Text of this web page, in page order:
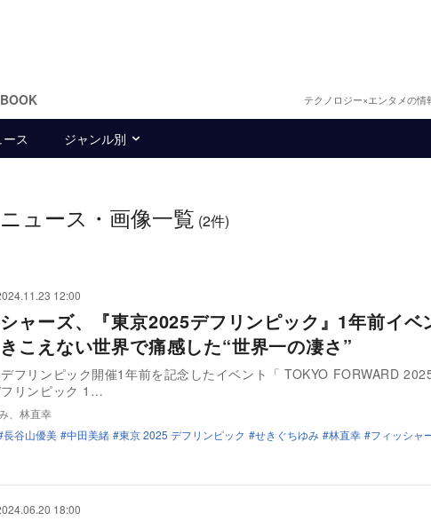
BOOK テクノロジー×エンタメの情
ス ジャンル別
ュース・画像一覧 (2件)
12:00
ャーズ、『東京2025デフリンピック』1年前イベ
こえない世界で痛感した“世界一の凄さ”
フリンピック開催1年前を記念したイベント「 TOKYO FORWARD
リンピック 1…
、林直幸
長谷山優美 中田美緒 東京 2025 デフリンピック せきぐちゆみ 林直幸 フィッシャ
18:00